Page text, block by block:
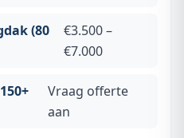
(80
€3.500 –
€7.000
Vraag offerte
aan